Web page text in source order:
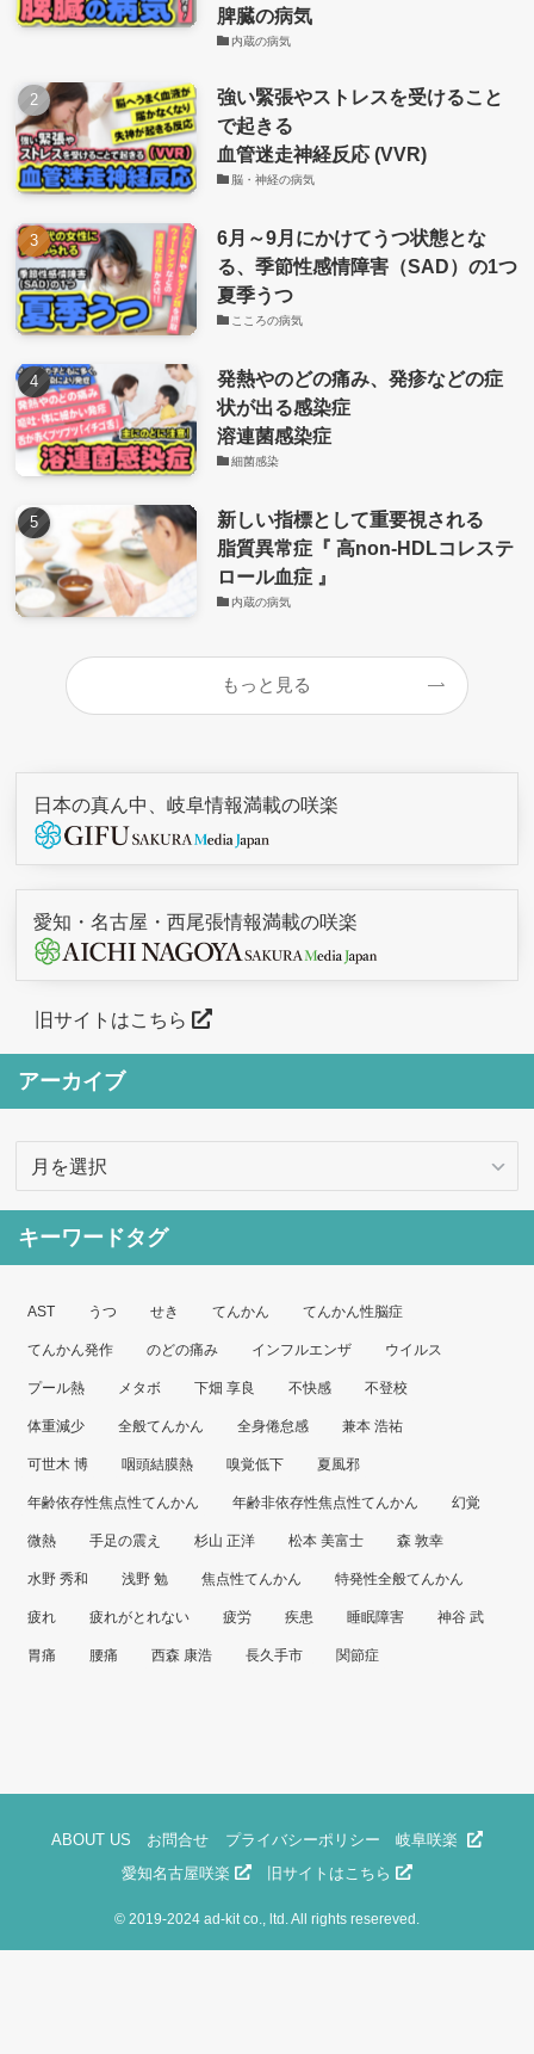
脾臓の病気
内蔵の病気
強い緊張やストレスを受けること
で起きる
血管迷走神経反応 (VVR)
脳・神経の病気
6月～9月にかけてうつ状態とな
る、季節性感情障害（SAD）の1つ
夏季うつ
こころの病気
発熱やのどの痛み、発疹などの症
状が出る感染症
溶連菌感染症
細菌感染
新しい指標として重要視される
脂質異常症『 高non-HDLコレステ
ロール血症 』
内蔵の病気
もっと見る
日本の真ん中、岐阜情報満載の咲楽
愛知・名古屋・西尾張情報満載の咲楽
旧サイトはこちら
アーカイブ
カ
イ
キーワードタグ
AST うつ せき てんかん てんかん性脳症
てんかん発作 のどの痛み インフルエンザ ウイルス
プール熱 メタボ 下畑 享良 不快感 不登校
体重減少 全般てんかん 全身倦怠感 兼本 浩祐
可世木 博 咽頭結膜熱 嗅覚低下 夏風邪
年齢依存性焦点性てんかん 年齢非依存性焦点性てんかん 幻覚
微熱 手足の震え 杉山 正洋 松本 美富士 森 敦幸
水野 秀和 浅野 勉 焦点性てんかん 特発性全般てんかん
疲れ 疲れがとれない 疲労 疾患 睡眠障害 神谷 武
胃痛 腰痛 西森 康浩 長久手市 関節症
ABOUT US お問合せ プライバシーポリシー
岐阜咲楽
愛知名古屋咲楽
旧サイトはこちら
© 2019-2024 ad-kit co., ltd. All rights resereved.